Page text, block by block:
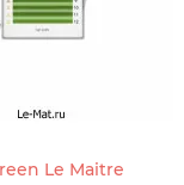
Le Maitre